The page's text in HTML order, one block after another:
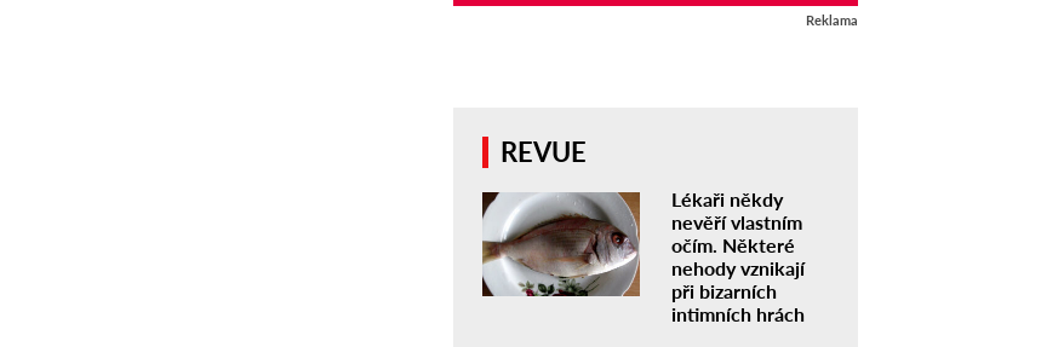
Reklama
REVUE
Lékaři někdy
nevěří vlastním
očím. Některé
nehody vznikají
při bizarních
intimních hrách